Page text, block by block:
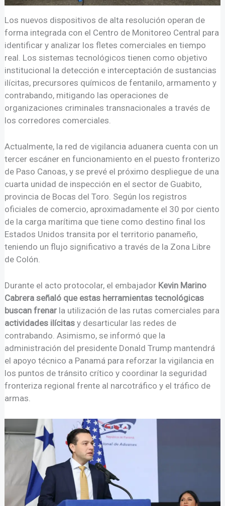
Los nuevos dispositivos de alta resolución operan de
forma integrada con el Centro de Monitoreo Central para
identificar y analizar los fletes comerciales en tiempo
real. Los sistemas tecnológicos tienen como objetivo
institucional la detección e interceptación de sustancias
ilícitas, precursores químicos de fentanilo, armamento y
contrabando, mitigando las operaciones de
organizaciones criminales transnacionales a través de
los corredores comerciales.
Actualmente, la red de vigilancia aduanera cuenta con un
tercer escáner en funcionamiento en el puesto fronterizo
de Paso Canoas, y se prevé el próximo despliegue de una
cuarta unidad de inspección en el sector de Guabito,
provincia de Bocas del Toro. Según los registros
oficiales de comercio, aproximadamente el 30 por ciento
de la carga marítima que tiene como destino final los
Estados Unidos transita por el territorio panameño,
teniendo un flujo significativo a través de la Zona Libre
de Colón.
Durante el acto protocolar, el embajador Kevin Marino
Cabrera señaló que estas herramientas tecnológicas
buscan frenar la utilización de las rutas comerciales para
actividades ilícitas y desarticular las redes de
contrabando. Asimismo, se informó que la
administración del presidente Donald Trump mantendrá
el apoyo técnico a Panamá para reforzar la vigilancia en
los puntos de tránsito crítico y coordinar la seguridad
fronteriza regional frente al narcotráfico y el tráfico de
armas.